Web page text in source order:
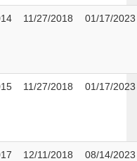
11/27/2018 01/17/2023
11/27/2018 01/17/2023
12/11/2018 08/14/2023